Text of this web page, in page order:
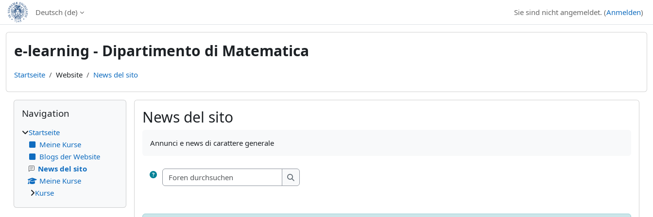
Zum Hauptinhalt
Deutsch ‎(de)‎ Sie sind nicht angemeldet. (Anmelden)
e-learning - Dipartimento di Matematica
Startseite Website News del sito
News del sito
Annunci e news di carattere generale
Foren durchsuchen
Foren durchsuchen
Blöcke
Navigation überspringen
Navigation
Startseite
Meine Kurse
Blogs der Website
News del sito
Meine Kurse
Kurse